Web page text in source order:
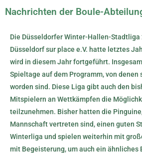
Nachrichten der Boule-
Die Düsseldorfer Winter-Hallen-Stadtliga
Düsseldorf sur place e.V. hatte letztes
wird in diesem Jahr fortgeführt.
Spieltage auf dem Programm, von denen
worden sind. Diese Liga gibt auch den
Mitspielern an Wettkämpfen die
teilzunehmen. Bisher hatten die
Mannschaft vertreten sind, einen guten
Winterliga und spielen weiterhin mit
mit Begeisterung, um auch ein ähnliches